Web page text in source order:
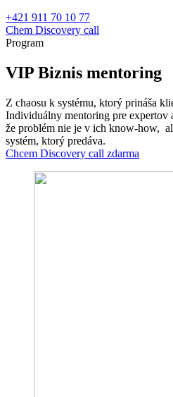
+421 911 70 10 77
Chem Discovery call
Program
VIP Biznis mentoring
Z chaosu k systému, ktorý prináša
Individuálny mentoring pre
že problém nie je v ich know-how,
systém, ktorý predáva.
Chcem Discovery call zdarma